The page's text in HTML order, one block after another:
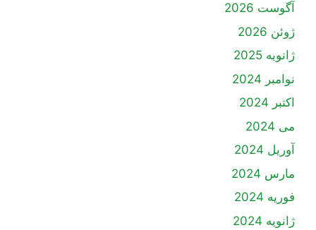
آگوست 2026
ژوئن 2026
ژانویه 2025
نوامبر 2024
اکتبر 2024
می 2024
آوریل 2024
مارس 2024
فوریه 2024
ژانویه 2024